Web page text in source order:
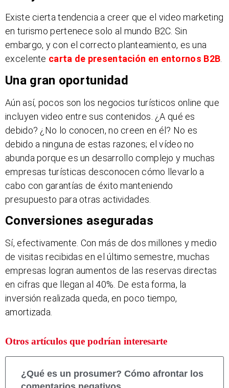
Existe cierta tendencia a creer que el video marketing
en turismo pertenece solo al mundo B2C. Sin
embargo, y con el correcto planteamiento, es una
excelente carta de presentación en entornos B2B.
Una gran oportunidad
Aún así, pocos son los negocios turísticos online que
incluyen video entre sus contenidos. ¿A qué es
debido? ¿No lo conocen, no creen en él? No es
debido a ninguna de estas razones; el vídeo no
abunda porque es un desarrollo complejo y muchas
empresas turísticas desconocen cómo llevarlo a
cabo con garantías de éxito manteniendo
presupuesto para otras actividades.
Conversiones aseguradas
Sí, efectivamente. Con más de dos millones y medio
de visitas recibidas en el último semestre, muchas
empresas logran aumentos de las reservas directas
en cifras que llegan al 40%. De esta forma, la
inversión realizada queda, en poco tiempo,
amortizada.
Otros artículos que podrían interesarte
¿Qué es un prosumer? Cómo afrontar los